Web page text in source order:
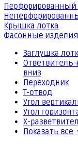
Крышка лотка
Фасонные изделия
Заглушка
вниз
Переходник
Т-отвод
Угол
Угол
Х-
Показать все